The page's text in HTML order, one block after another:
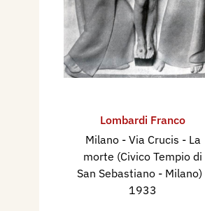
Lombardi Franco
Milano - Via Crucis - La
morte (Civico Tempio di
San Sebastiano - Milano)
1933